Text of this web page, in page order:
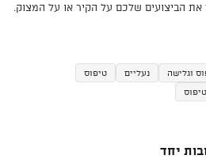
הביצועים שלכם על הקיר או על המצוק.
וגלישה נעליים
טיפוס
יחד